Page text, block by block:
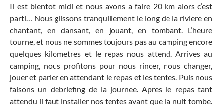
Il est bientot midi et nous avons a faire 20 km alors c’est
parti… Nous glissons tranquillement le long de la riviere en
chantant, en dansant, en jouant, en tombant. L’heure
tourne, et nous ne sommes toujours pas au camping encore
quelques kilometres et le repas nous attend. Arrives au
camping, nous profitons pour nous rincer, nous changer,
jouer et parler en attendant le repas et les tentes. Puis nous
faisons un debriefing de la journee. Apres le repas tant
attendu il faut installer nos tentes avant que la nuit tombe.